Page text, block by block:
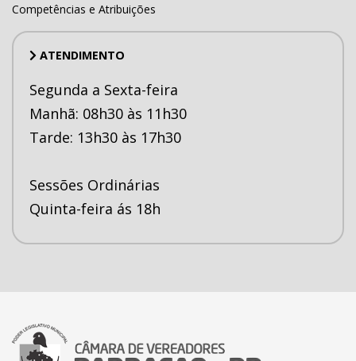
Competências e Atribuições
ATENDIMENTO
Segunda a Sexta-feira
Manhã: 08h30 às 11h30
Tarde: 13h30 às 17h30
Sessões Ordinárias
Quinta-feira ás 18h